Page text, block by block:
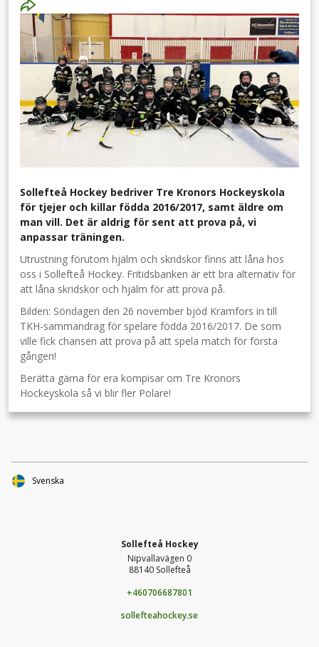
Sollefteå Hockey bedriver Tre Kronors Hockeyskola
för tjejer och killar födda 2016/2017, samt äldre om
man vill. Det är aldrig för sent att prova på, vi
anpassar träningen.
Utrustning förutom hjälm och skridskor finns att låna hos
oss i Sollefteå Hockey. Fritidsbanken är ett bra alternativ för
att låna skridskor och hjälm för att prova på.
Bilden: Söndagen den 26 november bjöd Kramfors in till
TKH-sammandrag för spelare födda 2016/2017. De som
ville fick chansen att prova på att spela match för första
gången!
Berätta gärna för era kompisar om Tre Kronors
Hockeyskola så vi blir fler Polare!
Sollefteå Hockey
Nipvallavägen 0
88140 Sollefteå
+460706687801
sollefteahockey.se
Svenska